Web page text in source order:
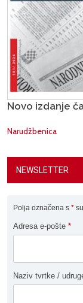
Novo izdanje
Narudžbenica
NEWSLETTER
Polja označena s *
Adresa e-pošte *
Naziv tvrtke /